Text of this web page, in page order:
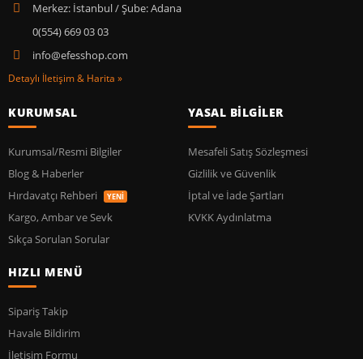
Merkez: İstanbul / Şube: Adana
0(554) 669 03 03
info@efesshop.com
Detaylı İletişim & Harita »
KURUMSAL
Kurumsal/Resmi Bilgiler
Blog & Haberler
Hırdavatçı Rehberi
YENİ
Kargo, Ambar ve Sevk
Sıkça Sorulan Sorular
YASAL BİLGİLER
Mesafeli Satış Sözleşmesi
Gizlilik ve Güvenlik
İptal ve İade Şartları
KVKK Aydınlatma
HIZLI MENÜ
Sipariş Takip
Havale Bildirim
İletişim Formu